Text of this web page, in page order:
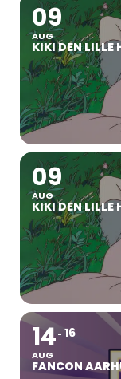
09
AUG
KIKI DEN LILLE
09
AUG
KIKI DEN
14
AUG
16
FANCON